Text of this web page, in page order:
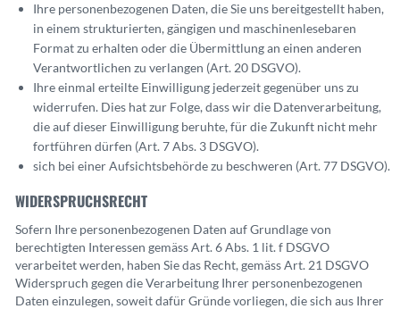
Ihre personenbezogenen Daten, die Sie uns bereitgestellt haben,
in einem strukturierten, gängigen und maschinenlesebaren
Format zu erhalten oder die Übermittlung an einen anderen
Verantwortlichen zu verlangen (Art. 20 DSGVO).
Ihre einmal erteilte Einwilligung jederzeit gegenüber uns zu
widerrufen. Dies hat zur Folge, dass wir die Datenverarbeitung,
die auf dieser Einwilligung beruhte, für die Zukunft nicht mehr
fortführen dürfen (Art. 7 Abs. 3 DSGVO).
sich bei einer Aufsichtsbehörde zu beschweren (Art. 77 DSGVO).
WIDERSPRUCHSRECHT
Sofern Ihre personenbezogenen Daten auf Grundlage von
berechtigten Interessen gemäss Art. 6 Abs. 1 lit. f DSGVO
verarbeitet werden, haben Sie das Recht, gemäss Art. 21 DSGVO
Widerspruch gegen die Verarbeitung Ihrer personenbezogenen
Daten einzulegen, soweit dafür Gründe vorliegen, die sich aus Ihrer